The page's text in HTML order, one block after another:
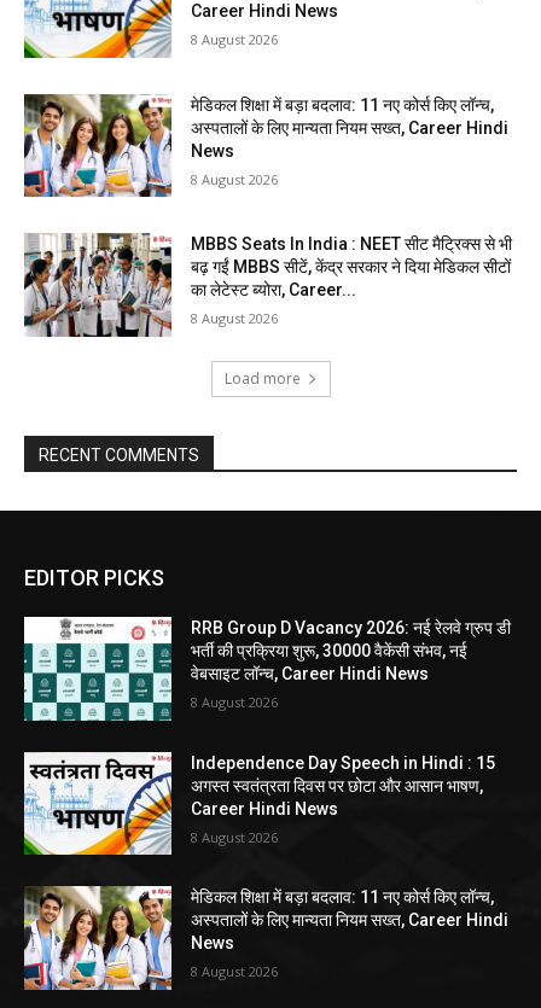
Career Hindi News
8 August 2026
मेडिकल शिक्षा में बड़ा बदलाव: 11 नए कोर्स किए लॉन्च,
अस्पतालों के लिए मान्यता नियम सख्त, Career Hindi
News
8 August 2026
MBBS Seats In India : NEET सीट मैट्रिक्स से भी
बढ़ गईं MBBS सीटें, केंद्र सरकार ने दिया मेडिकल सीटों
का लेटेस्ट ब्योरा, Career...
8 August 2026
Load more
RECENT COMMENTS
EDITOR PICKS
RRB Group D Vacancy 2026: नई रेलवे ग्रुप डी
भर्ती की प्रक्रिया शुरू, 30000 वैकेंसी संभव, नई
वेबसाइट लॉन्च, Career Hindi News
8 August 2026
Independence Day Speech in Hindi : 15
अगस्त स्वतंत्रता दिवस पर छोटा और आसान भाषण,
Career Hindi News
8 August 2026
मेडिकल शिक्षा में बड़ा बदलाव: 11 नए कोर्स किए लॉन्च,
अस्पतालों के लिए मान्यता नियम सख्त, Career Hindi
News
8 August 2026